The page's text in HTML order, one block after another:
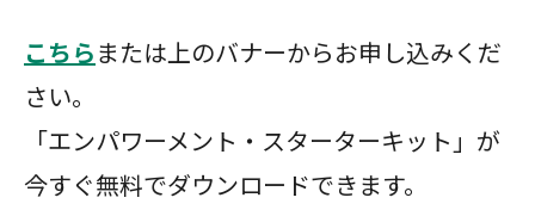
こちらまたは上のバナーからお申し込みくだ
さい。
「エンパワーメント・スターターキット」が
今すぐ無料でダウンロードできます。